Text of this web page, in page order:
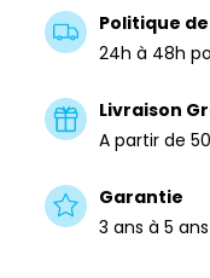
Politique
24h à 48h
Livraison
A partir de
Garantie
3 ans à 5